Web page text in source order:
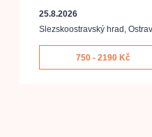
25.8.2026
Slezskoostravský hrad ,
750 - 2190 Kč